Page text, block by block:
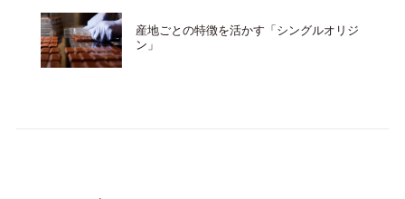
産地ごとの特徴を活かす「シングルオリジ
ン」